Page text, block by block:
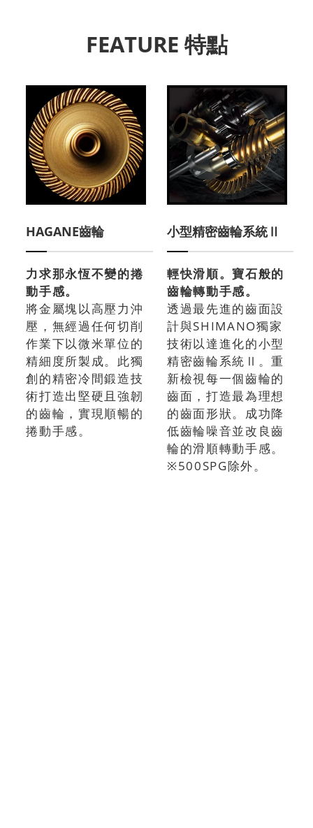
FEATURE 特點
HAGANE齒輪
力求那永恆不變的捲
動手感。
將金屬塊以高壓力沖
壓，無經過任何切削
作業下以微米單位的
精細度所製成。此獨
創的精密冷間鍛造技
術打造出堅硬且強韌
的齒輪，實現順暢的
捲動手感。
小型精密齒輪系統Ⅱ
輕快滑順。寶石般的
齒輪轉動手感。
透過最先進的齒面設
計與SHIMANO獨家
技術以達進化的小型
精密齒輪系統Ⅱ。重
新檢視每一個齒輪的
齒面，打造最為理想
的齒面形狀。成功降
低齒輪噪音並改良齒
輪的滑順轉動手感。
※500SPG除外。